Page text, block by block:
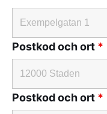
Postkod och ort *
Postkod och ort *